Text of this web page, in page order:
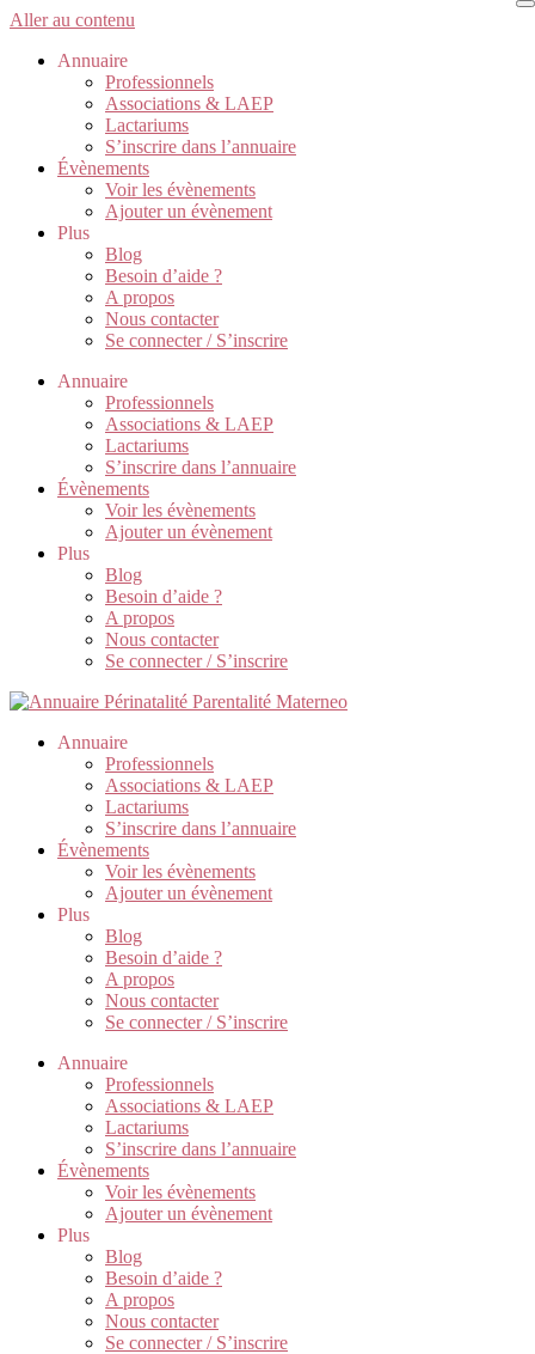
Aller au contenu
Annuaire
Professionnels
Associations & LAEP
Lactariums
S’inscrire dans l’annuaire
Évènements
Voir les évènements
Ajouter un évènement
Plus
Blog
Besoin d’aide ?
A propos
Nous contacter
Se connecter / S’inscrire
Annuaire
Professionnels
Associations & LAEP
Lactariums
S’inscrire dans l’annuaire
Évènements
Voir les évènements
Ajouter un évènement
Plus
Blog
Besoin d’aide ?
A propos
Nous contacter
Se connecter / S’inscrire
Annuaire
Professionnels
Associations & LAEP
Lactariums
S’inscrire dans l’annuaire
Évènements
Voir les évènements
Ajouter un évènement
Plus
Blog
Besoin d’aide ?
A propos
Nous contacter
Se connecter / S’inscrire
Annuaire
Professionnels
Associations & LAEP
Lactariums
S’inscrire dans l’annuaire
Évènements
Voir les évènements
Ajouter un évènement
Plus
Blog
Besoin d’aide ?
A propos
Nous contacter
Se connecter / S’inscrire